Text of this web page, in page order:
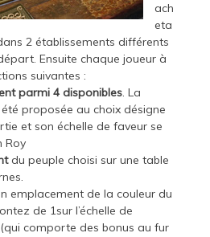
ach
eta
2 établissements différents
Ensuite chaque joueur à
suivantes :
parmi 4 disponibles. La
proposée au choix désigne
et son échelle de faveur se
Roy
du peuple choisi sur une table
emplacement de la couleur du
de 1sur l’échelle de
comporte des bonus au fur